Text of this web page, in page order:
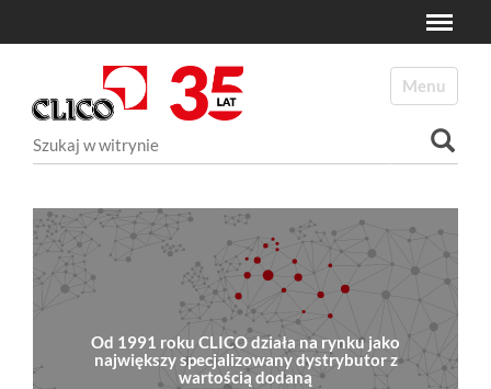
Toggle
Od 1991 roku CLICO działa na rynku jako
największy specjalizowany dystrybutor z
wartością dodaną